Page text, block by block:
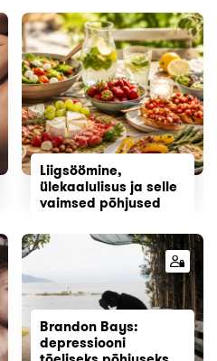
Liigsöömine,
ülekaalulisus ja selle
vaimsed põhjused
Brandon Bays:
depressiooni